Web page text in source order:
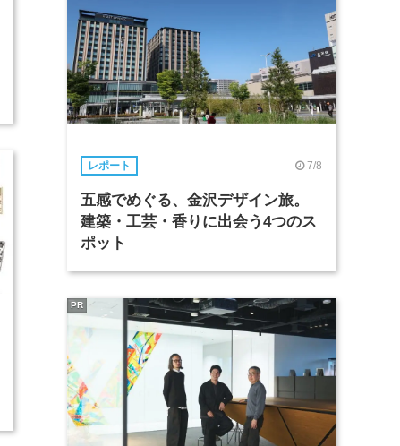
レポート 7/8
五感でめぐる、金沢デザイン旅。
建築・工芸・香りに出会う4つのス
ポット
PR